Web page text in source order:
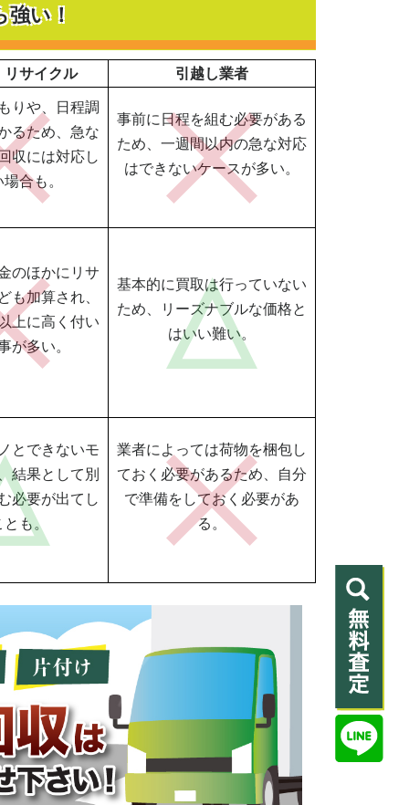
い！
サイクル
引越し業者
りや、日程調
るため、急な
収には対応し
合も。
事前に日程を組む必要がある
ため、一週間以内の急な対応
はできないケースが多い。
のほかにリサ
も加算され、
上に高く付い
が多い。
基本的に買取は行っていない
ため、リーズナブルな価格と
はいい難い。
とできないモ
結果として別
必要が出てし
も。
業者によっては荷物を梱包し
ておく必要があるため、自分
で準備をしておく必要があ
る。